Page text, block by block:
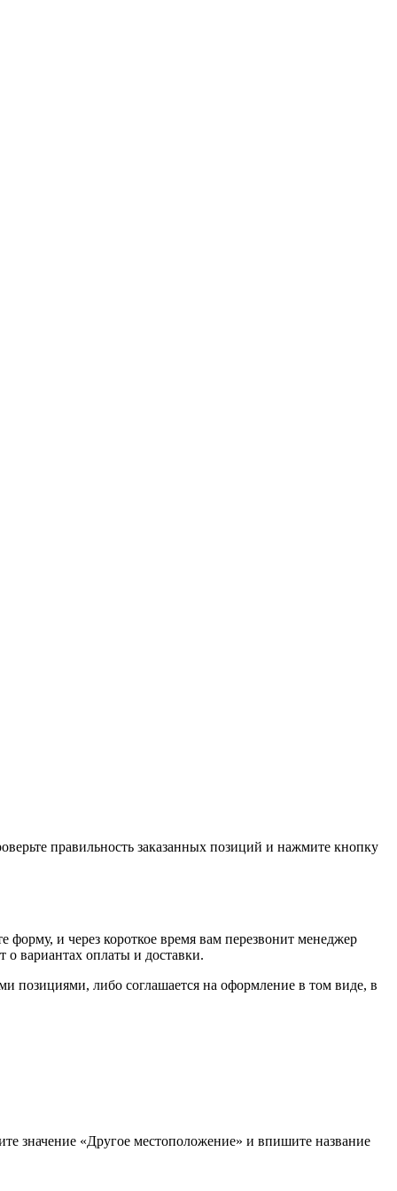
правильность заказанных позиций и нажмите кнопку
и через короткое время вам перезвонит менеджер
о вариантах оплаты и доставки.
позициями, либо соглашается на оформление в том виде, в
значение «Другое местоположение» и впишите название